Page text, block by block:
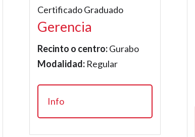
Certificado Graduado
Gerencia
Recinto o centro:Gurabo
Modalidad: Regular
Info